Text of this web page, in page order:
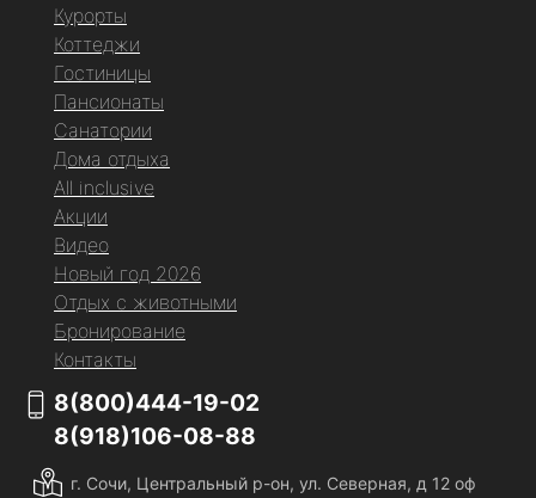
Курорты
Коттеджи
Гостиницы
Пансионаты
Санатории
Дома отдыха
All inclusive
Акции
Видео
Новый год 2026
Отдых с животными
Бронирование
Контакты
8(800)444-19-02
8(918)106-08-88
г. Сочи, Центральный р-он, ул. Северная, д 12 оф